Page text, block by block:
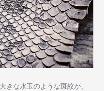
きな水玉のような斑紋が、